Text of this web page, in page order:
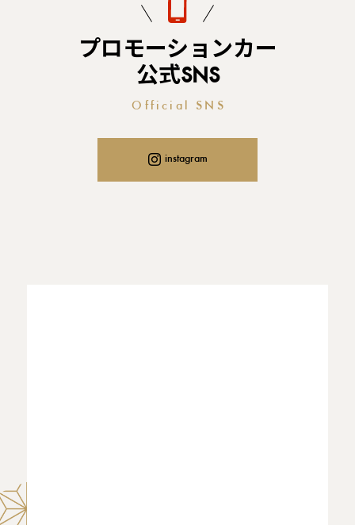
プロモーションカー
公式SNS
Official SNS
instagram